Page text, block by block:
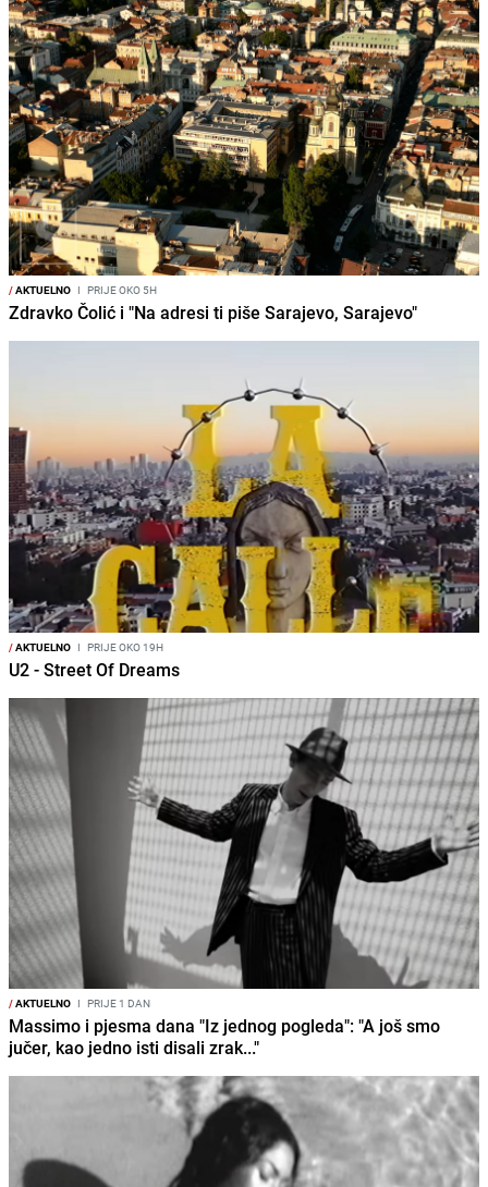
/AKTUELNO I PRIJE OKO 5H
Zdravko Čolić i "Na adresi ti piše Sarajevo, Sarajevo"
/AKTUELNO I PRIJE OKO 19H
U2 - Street Of Dreams
/AKTUELNO I PRIJE 1 DAN
Massimo i pjesma dana "Iz jednog pogleda": "A još smo
jučer, kao jedno isti disali zrak..."